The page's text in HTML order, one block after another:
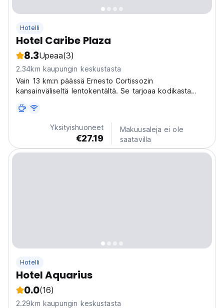
Hotelli
Hotel Caribe Plaza
8.3Upeaa(3)
2.34km kaupungin keskustasta
Vain 13 km:n päässä Ernesto Cortissozin
kansainväliseltä lentokentältä. Se tarjoaa kodikasta
Yksityishuoneet
€27.19
Makuusaleja ei ole
saatavilla
Hotelli
Hotel Aquarius
0.0(16)
2.29km kaupungin keskustasta